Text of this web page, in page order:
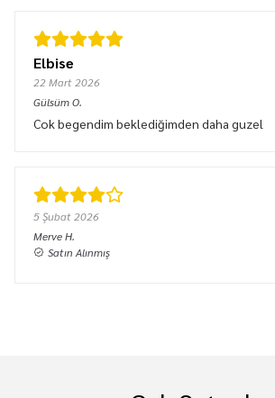
Elbise
22 Mart 2026
GülsümO.
Cok begendim beklediğimden daha guzel
5 Şubat 2026
MerveH.
Satın Alınmış